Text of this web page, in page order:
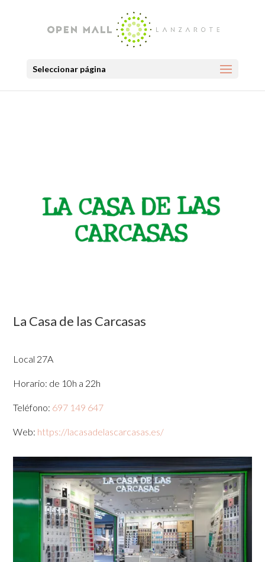
Seleccionar página
La Casa de las Carcasas
Local 27A
Horario: de 10h a 22h
Teléfono: 697 149 647
Web: https://lacasadelascarcasas.es/